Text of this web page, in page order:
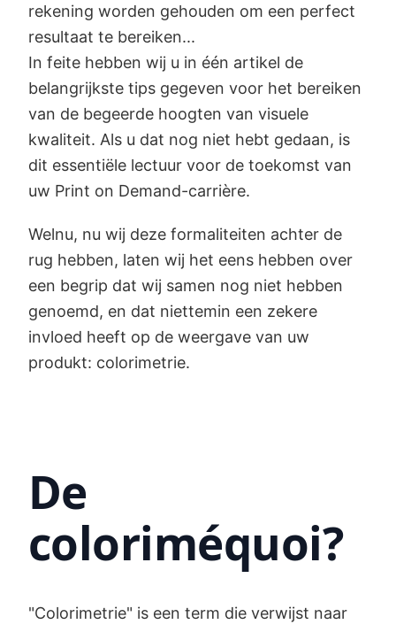
rekening worden gehouden om een perfect
resultaat te bereiken...
In feite hebben wij u in één artikel de
belangrijkste tips gegeven voor het bereiken
van de begeerde hoogten van visuele
kwaliteit. Als u dat nog niet hebt gedaan, is
dit essentiële lectuur voor de toekomst van
uw Print on Demand-carrière.
Welnu, nu wij deze formaliteiten achter de
rug hebben, laten wij het eens hebben over
een begrip dat wij samen nog niet hebben
genoemd, en dat niettemin een zekere
invloed heeft op de weergave van uw
produkt: colorimetrie.
De
coloriméquoi?
"Colorimetrie" is een term die verwijst naar